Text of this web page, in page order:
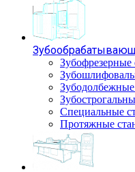
Зубофрезерные
Зубодолбежные
Специальные
Протяжные